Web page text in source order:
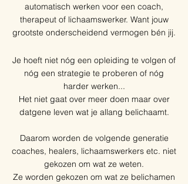
automatisch werken voor een coach,
therapeut of lichaamswerker. Want jouw
grootste onderscheidend vermogen bén jij.
Je hoeft niet nóg een opleiding te volgen of
nóg een strategie te proberen of nóg
harder werken...
​Het niet gaat over meer doen maar over
datgene leven wat je allang belichaamt.
Daarom worden de volgende generatie
coaches, healers, lichaamswerkers etc. niet
gekozen om wat ze weten.
Ze worden gekozen om wat ze belichamen